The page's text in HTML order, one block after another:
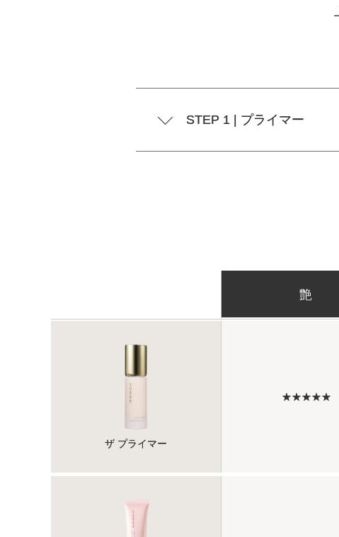
STEP 1 | プライマー
艶
ザ プライマー
★★★★★